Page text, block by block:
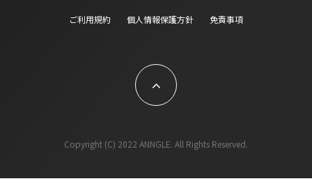
ご利用規約 個人情報保護方針 免責事項
Copyright (C) 2022 ANNGLE. All Rights Reserved.